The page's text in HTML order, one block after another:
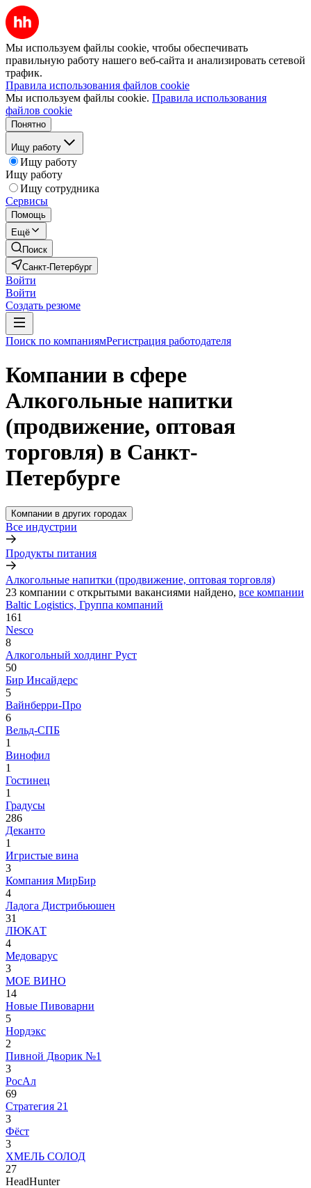
Мы используем файлы cookie, чтобы обеспечивать
правильную работу нашего веб-сайта и анализировать сетевой
трафик.
Правила использования файлов cookie
Мы используем файлы cookie. Правила использования
файлов cookie
Понятно
Ищу работу
Ищу работу
Ищу работу
Ищу сотрудника
Сервисы
Помощь
Ещё
Поиск
Санкт-Петербург
Войти
Войти
Создать резюме
Поиск по компаниямРегистрация работодателя
Компании в сфере
Алкогольные напитки
(продвижение, оптовая
торговля) в Санкт-
Петербурге
Компании в других городах
Все индустрии
Продукты питания
Алкогольные напитки (продвижение, оптовая торговля)
23 компании с открытыми вакансиями найдено, все компании
Baltic Logistics, Группа компаний
161
Nesco
8
Алкогольный холдинг Руст
50
Бир Инсайдерс
5
Вайнберри-Про
6
Вельд-СПБ
1
Винофил
1
Гостинец
1
Градусы
286
Деканто
1
Игристые вина
3
Компания МирБир
4
Ладога Дистрибьюшен
31
ЛЮКАТ
4
Медоварус
3
МОЕ ВИНО
14
Новые Пивоварни
5
Нордэкс
2
Пивной Дворик №1
3
РосАл
69
Стратегия 21
3
Фёст
3
ХМЕЛЬ СОЛОД
27
HeadHunter